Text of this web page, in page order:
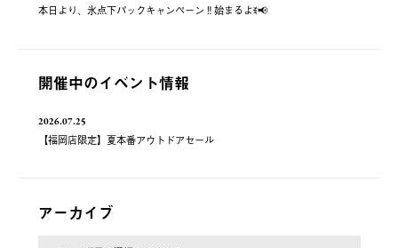
本日より、氷点下パックキャンペーン‼️始まるよꉂ📢
開催中のイベント情報
2026.07.25
【福岡店限定】夏本番アウトドアセール
アーカイブ